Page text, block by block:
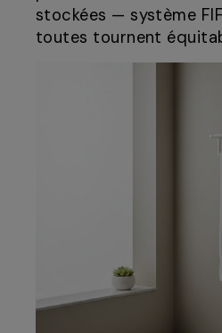
stockées — système
toutes tournent